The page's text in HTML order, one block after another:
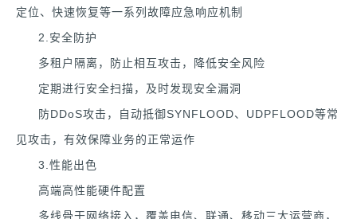
定位、快速恢复等一系列故障应急响应机制
2.安全防护
多租户隔离，防止相互攻击，降低安全风险
定期进行安全扫描，及时发现安全漏洞
防DDoS攻击，自动抵御SYNFLOOD、UDPFLOOD等常
见攻击，有效保障业务的正常运作
3.性能出色
高端高性能硬件配置
多线骨干网络接入，覆盖电信、联通、移动三大运营商，